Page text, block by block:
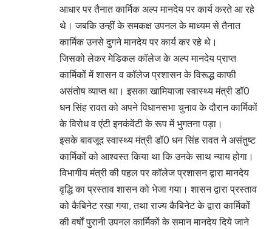
आधार पर तैनात कार्मिक अल्प मानदेय पर कार्य करते आ रहे
थे। जबकि उन्हीं के समकक्ष उपनल के माध्यम से तैनात
कार्मिक उनसे दुगने मानदेय पर कार्य कर रहे थे।
जिसको लेकर मेडिकल कॉलेज के अल्प मानदेय प्राप्त
कार्मिकों में शासन व कॉलेज प्रशासन के विरूद्ध काफी
असंतोष व्याप्त था। इसका खामियाजा स्वास्थ्य मंत्री डॉ0
धन सिंह रावत को अपने विधानसभा चुनाव के दौरान कार्मिकों
के विरोध व एंटी इनकंवेंटी के रूप में भुगतना पड़ा।
इसके बावजूद स्वास्थ्य मंत्री डॉ0 धन सिंह रावत ने असंतुष्ट
कार्मिकों को आश्वस्त किया था कि उनके साथ न्याय होगा।
विभागीय मंत्री की पहल पर कॉलेज प्रशासन द्वारा मानदेय
वृद्धि का प्रस्ताव शासन को भेजा गया। शासन द्वारा प्रस्ताव
को कैबिनेट रखा गया, तथा राज्य कैबिनेट के द्वारा कार्मिकों
की वर्षों पुरानी उपनल कार्मिकों के समान मानदेय दिये जाने